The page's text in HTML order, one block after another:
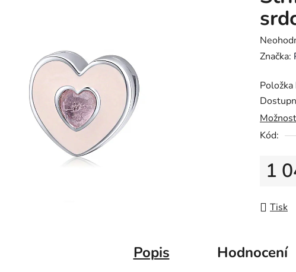
je
0,0
z
5
Značka:
Kód:
1
Tisk
Popis Hodnocení